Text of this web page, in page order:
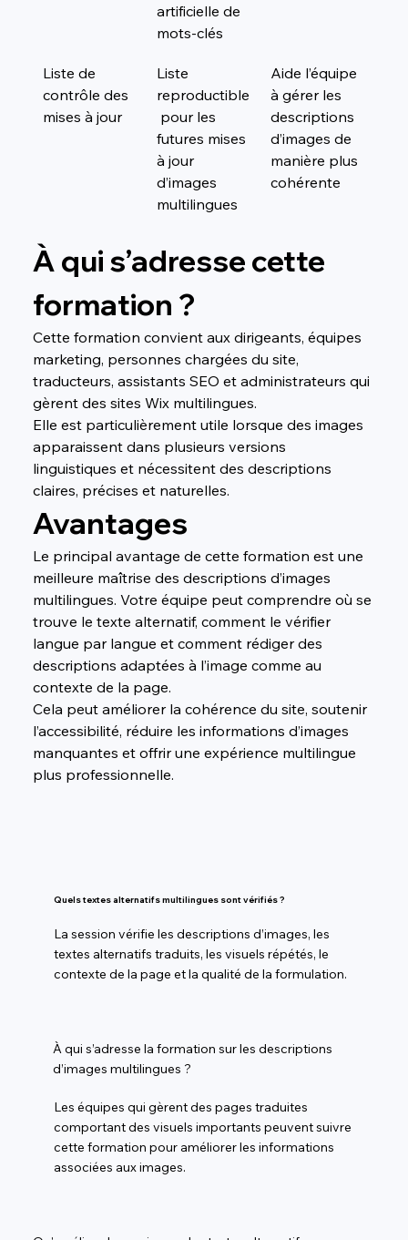
artificielle de
mots-clés
Liste de
contrôle des
mises à jour
Liste
reproductible
pour les
futures mises
à jour
d’images
multilingues
Aide l’équipe
à gérer les
descriptions
d’images de
manière plus
cohérente
À qui s’adresse cette
formation ?
Cette formation convient aux dirigeants, équipes
marketing, personnes chargées du site,
traducteurs, assistants SEO et administrateurs qui
gèrent des sites Wix multilingues.
Elle est particulièrement utile lorsque des images
apparaissent dans plusieurs versions
linguistiques et nécessitent des descriptions
claires, précises et naturelles.
Avantages
Le principal avantage de cette formation est une
meilleure maîtrise des descriptions d’images
multilingues. Votre équipe peut comprendre où se
trouve le texte alternatif, comment le vérifier
langue par langue et comment rédiger des
descriptions adaptées à l’image comme au
contexte de la page.
Cela peut améliorer la cohérence du site, soutenir
l’accessibilité, réduire les informations d’images
manquantes et offrir une expérience multilingue
plus professionnelle.
Quels textes alternatifs multilingues sont vérifiés ?
La session vérifie les descriptions d’images, les
textes alternatifs traduits, les visuels répétés, le
contexte de la page et la qualité de la formulation.
À qui s’adresse la formation sur les descriptions
d’images multilingues ?
Les équipes qui gèrent des pages traduites
comportant des visuels importants peuvent suivre
cette formation pour améliorer les informations
associées aux images.